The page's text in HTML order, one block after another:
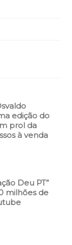
edição do
prol da
à venda
Deu PT”
milhões de